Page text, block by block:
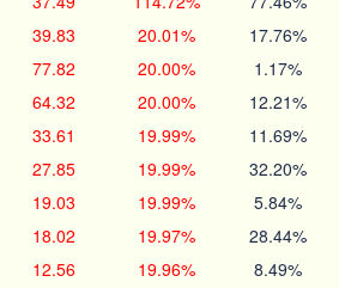
39.83 20.01% 17.76%
77.82 20.00% 1.17%
64.32 20.00% 12.21%
33.61 19.99% 11.69%
27.85 19.99% 32.20%
19.03 19.99% 5.84%
18.02 19.97% 28.44%
12.56 19.96% 8.49%